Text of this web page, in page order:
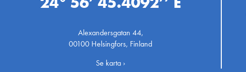
Alexandersgatan 44,
00100 Helsingfors, Finland
Se karta ›